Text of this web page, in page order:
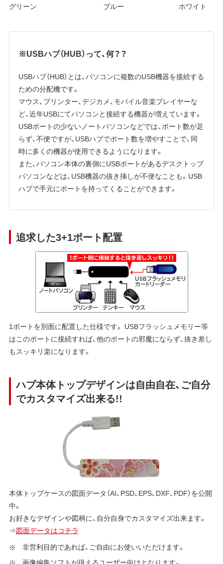
グリーン ブルー ホワイト
※USBハブ（HUB）って、何？？
USBハブ（HUB）とは、パソコンに複数のUSB機器を接続する
ための分配機です。
マウス、プリンター、デジカメ、モバイル音楽プレイヤーな
ど、近年USBにてパソコンと接続する機器が増えています。
USBポートの少ないノートパソコンなどでは、ポート数が足
らず、不便ですが、USBハブでポート数を増やすことで、同
時に多くの機器が使用できるようになります。
また、パソコン本体の裏側にUSBポートがあるデスクトップ
パソコンなどは、USB機器の抜き挿しが不便なことも。USB
ハブで手元にポートを持ってくることができます。
追求した3+1ポート配置
1ポートを別面に配置した仕様です。 USBフラッシュメモリー等
はこのポートに接続すれば、他のポートの邪魔にならず、抜き差し
もスッキリ楽になります。
ハブ本体トップデザインは自由自在、ご自分
でカスタマイズ出来る!!
本体トップケースの図面データ（AI、PSD、EPS、DXF、PDF）を公開
中。
お好きなデザインや図柄に、自分自身でカスタマイズ出来ます。
⇒図面データはコチラ
非営利目的であれば、ご自由にお使いいただけます。
画像編集ソフトが扱えるユーザー向けとなります。